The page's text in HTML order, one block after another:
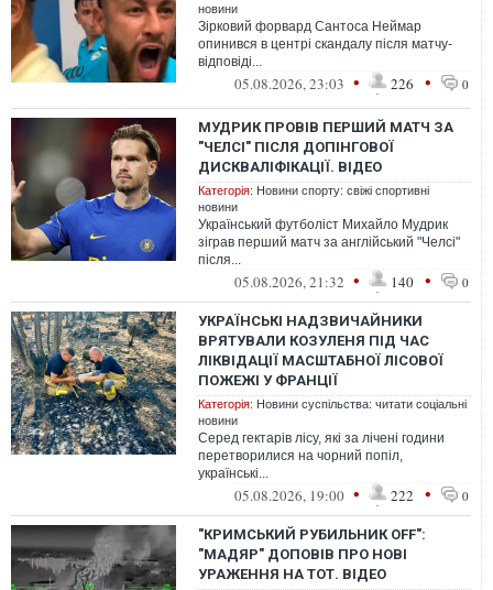
новини
Зірковий форвард Сантоса Неймар
опинився в центрі скандалу після матчу-
відповіді...
05.08.2026, 23:03 • 226 • 0
МУДРИК ПРОВІВ ПЕРШИЙ МАТЧ ЗА
"ЧЕЛСІ" ПІСЛЯ ДОПІНГОВОЇ
ДИСКВАЛІФІКАЦІЇ. ВІДЕО
Категорія: Новини спорту: свіжі спортивні
новини
Український футболіст Михайло Мудрик
зіграв перший матч за англійський "Челсі"
після...
05.08.2026, 21:32 • 140 • 0
УКРАЇНСЬКІ НАДЗВИЧАЙНИКИ
ВРЯТУВАЛИ КОЗУЛЕНЯ ПІД ЧАС
ЛІКВІДАЦІЇ МАСШТАБНОЇ ЛІСОВОЇ
ПОЖЕЖІ У ФРАНЦІЇ
Категорія: Новини суспільства: читати соціальні
новини
Серед гектарів лісу, які за лічені години
перетворилися на чорний попіл,
українські...
05.08.2026, 19:00 • 222 • 0
"КРИМСЬКИЙ РУБИЛЬНИК OFF":
"МАДЯР" ДОПОВІВ ПРО НОВІ
УРАЖЕННЯ НА ТОТ. ВІДЕО